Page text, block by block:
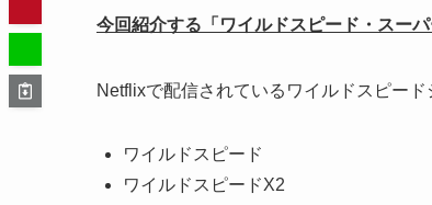
今回紹介する「ワイルドスピード・スー
Netflixで配信されているワイルドスピード
ワイルドスピード
ワイルドスピードX2